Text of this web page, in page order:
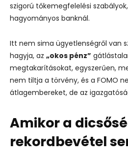
szigorú tőkemegfelelési
hagyományos banknál.
Itt nem sima ügyetlenségről van
hagyja, az „okos pénz”
megtakarításokat, egyszerűen,
nem tiltja a törvény, és a FOMO
átlagembereket, de az
Amikor a
rekordbevétel